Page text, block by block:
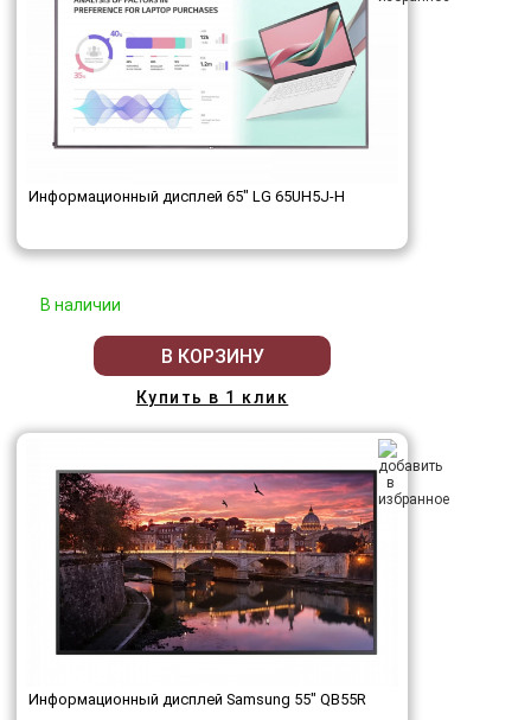
Информационный дисплей 65" LG 65UH5J-H
В наличии
В КОРЗИНУ
Купить в 1 клик
Информационный дисплей Samsung 55" QB55R